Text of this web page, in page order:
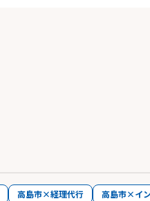
高島市×経理代行 高島市×イ